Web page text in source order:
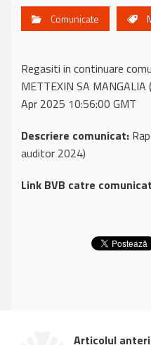
Comunicate
Regasiti in continuare
METTEXIN SA
Apr 2025 10:56:00 GMT
Descriere comunicat:
auditor 2024)
Link BVB catre
Articolul